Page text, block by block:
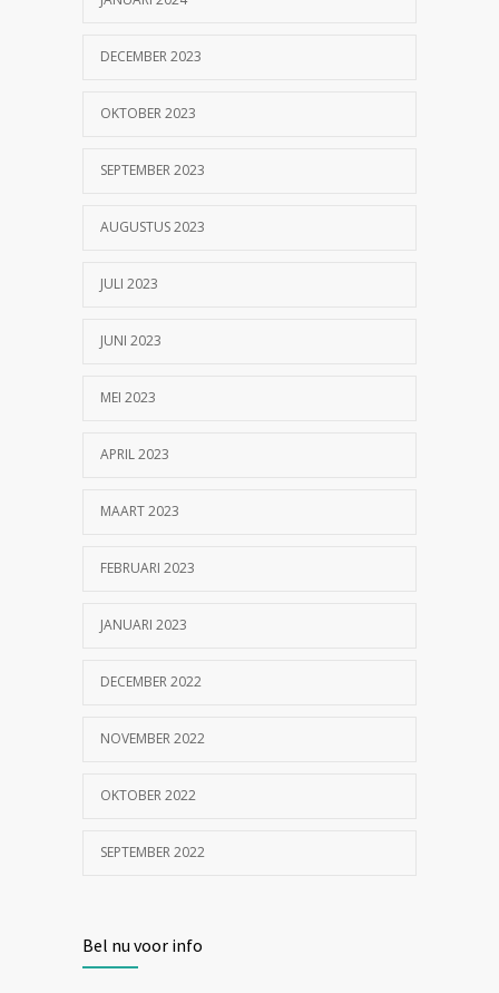
DECEMBER 2023
OKTOBER 2023
SEPTEMBER 2023
AUGUSTUS 2023
JULI 2023
JUNI 2023
MEI 2023
APRIL 2023
MAART 2023
FEBRUARI 2023
JANUARI 2023
DECEMBER 2022
NOVEMBER 2022
OKTOBER 2022
SEPTEMBER 2022
Bel nu voor info